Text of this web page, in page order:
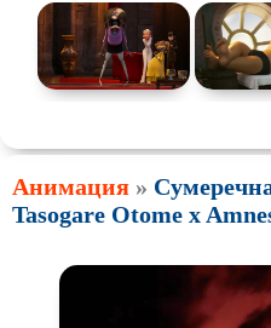
Про путешествияво времени
Про рыцарей
Про супергероев
Про танцы
Про хоккей и
фигурное
Анимация »
Tasogare Otome x